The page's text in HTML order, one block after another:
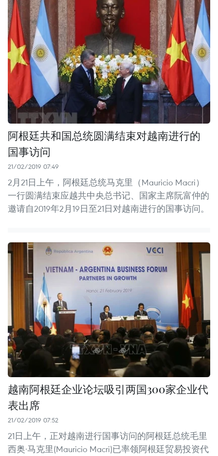
阿根廷共和国总统圆满结束对越南进行的
国事访问
21/02/2019 07:49
2月21日上午，阿根廷总统马克里（Mauricio Macri）
一行圆满结束应越共中央总书记、国家主席阮富仲的
邀请自2019年2月19日至21日对越南进行的国事访问。
越南阿根廷企业论坛吸引两国300家企业代
表出席
21/02/2019 07:52
21日上午，正对越南进行国事访问的阿根廷总统毛里
西奥·马克里(Mauricio Macri)已率领阿根廷贸易投资代